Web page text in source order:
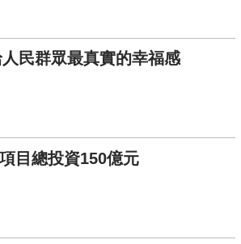
民群眾最真實的幸福感
目總投資150億元